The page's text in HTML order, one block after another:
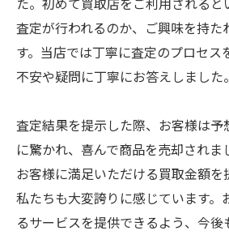
査定が行われるのか、ご興味を持た
す。当店では丁寧に査定のプロセス
不安や疑問に丁寧にお答えしました。
査定結果を提示した際、お客様は予
に驚かれ、喜んで商品を売却されま
お客様に満足いただける買取金額を
私たちも大変誇りに感じています。
るサービスを提供できるよう、今後